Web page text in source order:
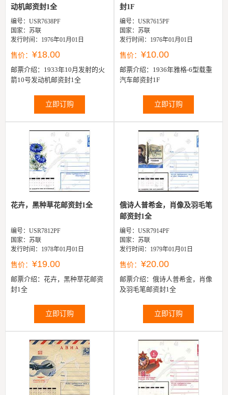
动机邮资封1全
编号：USR7638PF
国家：苏联
发行时间：1976年01月01日
售价： ¥18.00
邮票介绍： 1933年10月发射的火
箭10号发动机邮资封1全
立即订购
封1F
编号：USR7615PF
国家：苏联
发行时间：1976年01月01日
售价： ¥10.00
邮票介绍： 1936年雅格-6型载重
汽车邮资封1F
立即订购
花卉，黑种草花邮资封1全
编号：USR7812PF
国家：苏联
发行时间：1978年01月01日
售价： ¥19.00
邮票介绍： 花卉，黑种草花邮资
封1全
立即订购
俄诗人普希金，肖像及羽毛笔
邮资封1全
编号：USR7914PF
国家：苏联
发行时间：1979年01月01日
售价： ¥20.00
邮票介绍： 俄诗人普希金，肖像
及羽毛笔邮资封1全
立即订购